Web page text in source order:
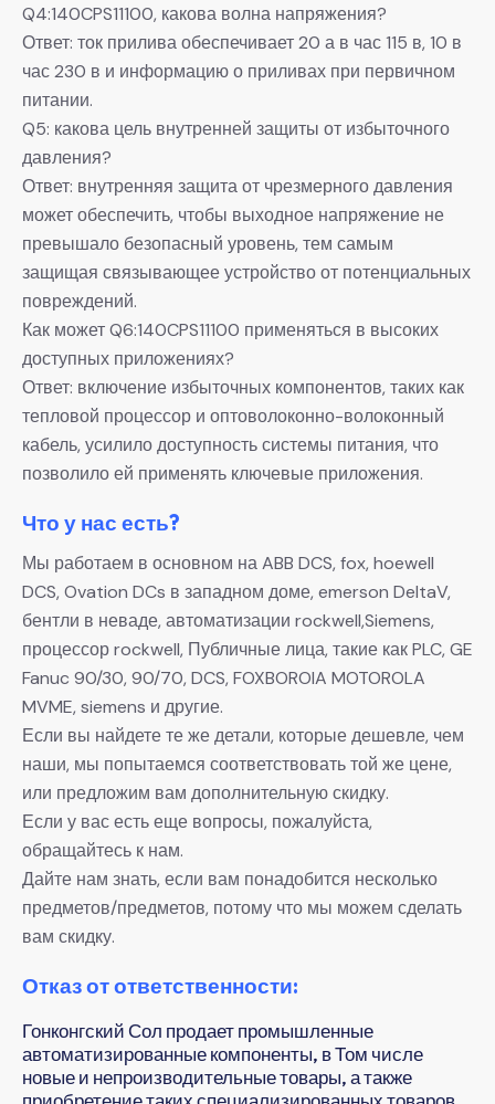
Q4:140CPS11100, какова волна напряжения?
Ответ: ток прилива обеспечивает 20 а в час 115 в, 10 в
час 230 в и информацию о приливах при первичном
питании.
Q5: какова цель внутренней защиты от избыточного
давления?
Ответ: внутренняя защита от чрезмерного давления
может обеспечить, чтобы выходное напряжение не
превышало безопасный уровень, тем самым
защищая связывающее устройство от потенциальных
повреждений.
Как может Q6:140CPS11100 применяться в высоких
доступных приложениях?
Ответ: включение избыточных компонентов, таких как
тепловой процессор и оптоволоконно-волоконный
кабель, усилило доступность системы питания, что
позволило ей применять ключевые приложения.
Что у нас есть?
Мы работаем в основном на ABB DCS, fox, hoewell
DCS, Ovation DCs в западном доме, emerson DeltaV,
бентли в неваде, автоматизации rockwell,Siemens,
процессор rockwell, Публичные лица, такие как PLC, GE
Fanuc 90/30, 90/70, DCS, FOXBOROIA MOTOROLA
MVME, siemens и другие.
Если вы найдете те же детали, которые дешевле, чем
наши, мы попытаемся соответствовать той же цене,
или предложим вам дополнительную скидку.
Если у вас есть еще вопросы, пожалуйста,
обращайтесь к нам.
Дайте нам знать, если вам понадобится несколько
предметов/предметов, потому что мы можем сделать
вам скидку.
Отказ от ответственности:
Гонконгский Сол продает промышленные
автоматизированные компоненты, в Том числе
новые и непроизводительные товары, а также